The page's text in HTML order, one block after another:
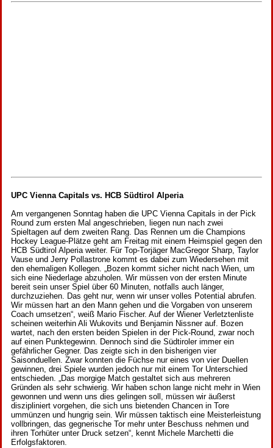
UPC Vienna Capitals vs. HCB Südtirol Alperia
Am vergangenen Sonntag haben die UPC Vienna Capitals in der Pick
Round zum ersten Mal angeschrieben, liegen nun nach zwei
Spieltagen auf dem zweiten Rang. Das Rennen um die Champions
Hockey League-Plätze geht am Freitag mit einem Heimspiel gegen den
HCB Südtirol Alperia weiter. Für Top-Torjäger MacGregor Sharp, Taylor
Vause und Jerry Pollastrone kommt es dabei zum Wiedersehen mit
den ehemaligen Kollegen. „Bozen kommt sicher nicht nach Wien, um
sich eine Niederlage abzuholen. Wir müssen von der ersten Minute
bereit sein unser Spiel über 60 Minuten, notfalls auch länger,
durchzuziehen. Das geht nur, wenn wir unser volles Potential abrufen.
Wir müssen hart an den Mann gehen und die Vorgaben von unserem
Coach umsetzen“, weiß Mario Fischer. Auf der Wiener Verletztenliste
scheinen weiterhin Ali Wukovits und Benjamin Nissner auf. Bozen
wartet, nach den ersten beiden Spielen in der Pick-Round, zwar noch
auf einen Punktegewinn. Dennoch sind die Südtiroler immer ein
gefährlicher Gegner. Das zeigte sich in den bisherigen vier
Saisonduellen. Zwar konnten die Füchse nur eines von vier Duellen
gewinnen, drei Spiele wurden jedoch nur mit einem Tor Unterschied
entschieden. „Das morgige Match gestaltet sich aus mehreren
Gründen als sehr schwierig. Wir haben schon lange nicht mehr in Wien
gewonnen und wenn uns dies gelingen soll, müssen wir äußerst
diszipliniert vorgehen, die sich uns bietenden Chancen in Tore
ummünzen und hungrig sein. Wir müssen taktisch eine Meisterleistung
vollbringen, das gegnerische Tor mehr unter Beschuss nehmen und
ihren Torhüter unter Druck setzen“, kennt Michele Marchetti die
Erfolgsfaktoren.